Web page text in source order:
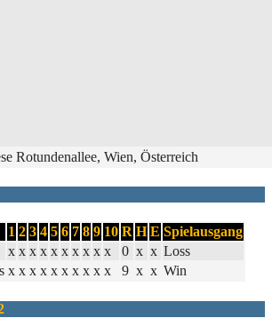
Rotundenallee, Wien, Österreich
1 2 3 4 5 6 7 8 9 10 R H E Spielausgang
x x x x x x x x x x 0 x x Loss
x x x x x x x x x x 9 x x Win